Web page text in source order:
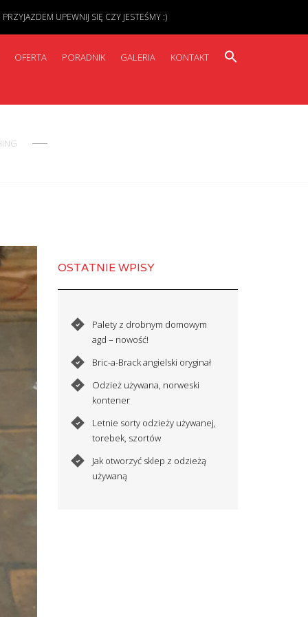
OFERTA PORADNIK GALERIA KONTAKT
OSTATNIE WPISY
Palety z drobnym domowym
agd – nowość!
Bric-a-Brack angielski oryginał
Odzież używana, norweski
kontener
Letnie sorty odzieży używanej,
torebek, szortów
Jak otworzyć sklep z odzieżą
używaną
UPEWNIJ SIĘ CZY JESTEŚMY :)